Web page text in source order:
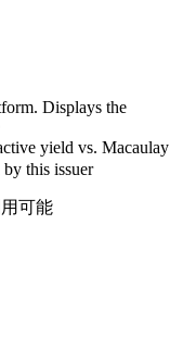
Displays the
yield vs. Macaulay
this issuer
可能